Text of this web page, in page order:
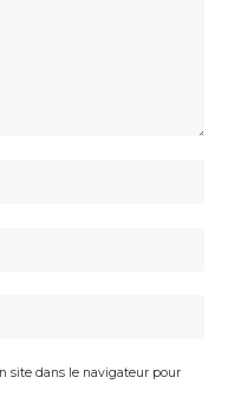
site dans le navigateur pour